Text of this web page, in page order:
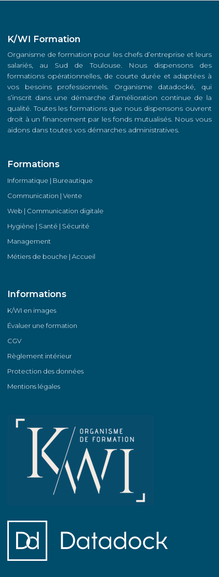
K/WI Formation
Organisme de formation pour les chefs d’entreprise et leurs
salariés, au Sud de Toulouse. Nous dispensons des
formations opérationnelles, de courte durée et adaptées à
vos besoins professionnels. Organisme datadocké, qui
s’inscrit dans une démarche d’amélioration continue de la
qualité. Toutes les formations que nous dispensons ouvrent
droit à un financement par les fonds mutualisés. Nous vous
aidons dans toutes vos démarches administratives.
Formations
Informatique | Bureautique
Communication | Vente
Web | Communication digitale
Hygiène | Santé | Sécurité
Management
Métiers de bouche | Accueil
Informations
K/WI en images
Évaluer une formation
CGV
Règlement intérieur
Protection des données
Mentions légales